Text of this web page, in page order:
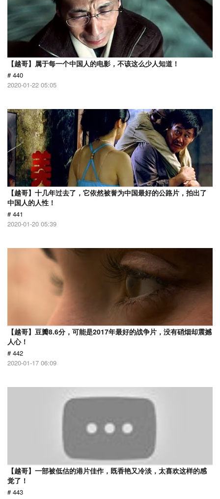
【越哥】属于每一个中国人的电影，不该这么少人知道！
# 440
2020-01-22 05:05
【越哥】十几年过去了，它依然被誉为中国最好的公路片，拍出了
中国人的人性！
# 441
2020-01-20 05:39
【越哥】豆瓣8.6分，可能是2017年最好的战争片，没有硝烟却震撼
人心！
# 442
2020-01-17 06:09
【越哥】一部被低估的港片佳作，既香艳又冷淡，太喜欢这样的感
觉了！
# 443